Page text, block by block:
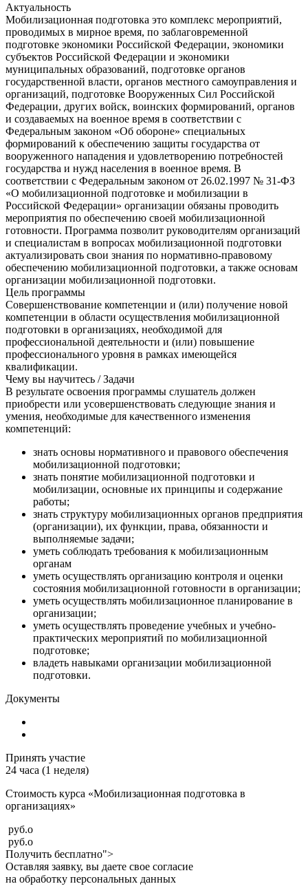
Актуальность
Мобилизационная подготовка это комплекс мероприятий,
проводимых в мирное время, по заблаговременной
подготовке экономики Российской Федерации, экономики
субъектов Российской Федерации и экономики
муниципальных образований, подготовке органов
государственной власти, органов местного самоуправления и
организаций, подготовке Вооруженных Сил Российской
Федерации, других войск, воинских формирований, органов
и создаваемых на военное время в соответствии с
Федеральным законом «Об обороне» специальных
формирований к обеспечению защиты государства от
вооруженного нападения и удовлетворению потребностей
государства и нужд населения в военное время. В
соответствии с Федеральным законом от 26.02.1997 № 31-ФЗ
«О мобилизационной подготовке и мобилизации в
Российской Федерации» организации обязаны проводить
мероприятия по обеспечению своей мобилизационной
готовности. Программа позволит руководителям организаций
и специалистам в вопросах мобилизационной подготовки
актуализировать свои знания по нормативно-правовому
обеспечению мобилизационной подготовки, а также основам
организации мобилизационной подготовки.
Цель программы
Совершенствование компетенции и (или) получение новой
компетенции в области осуществления мобилизационной
подготовки в организациях, необходимой для
профессиональной деятельности и (или) повышение
профессионального уровня в рамках имеющейся
квалификации.
Чему вы научитесь / Задачи
В результате освоения программы слушатель должен
приобрести или усовершенствовать следующие знания и
умения, необходимые для качественного изменения
компетенций:
знать основы нормативного и правового обеспечения
мобилизационной подготовки;
знать понятие мобилизационной подготовки и
мобилизации, основные их принципы и содержание
работы;
знать структуру мобилизационных органов предприятия
(организации), их функции, права, обязанности и
выполняемые задачи;
уметь соблюдать требования к мобилизационным
органам
уметь осуществлять организацию контроля и оценки
состояния мобилизационной готовности в организации;
уметь осуществлять мобилизационное планирование в
организации;
уметь осуществлять проведение учебных и учебно-
практических мероприятий по мобилизационной
подготовке;
владеть навыками организации мобилизационной
подготовки.
Документы
Принять участие
24 часа (1 неделя)
Стоимость курса «Мобилизационная подготовка в
организациях»
руб.o
руб.o
Получить бесплатно">
Оставляя заявку, вы даете свое согласие
на обработку персональных данных